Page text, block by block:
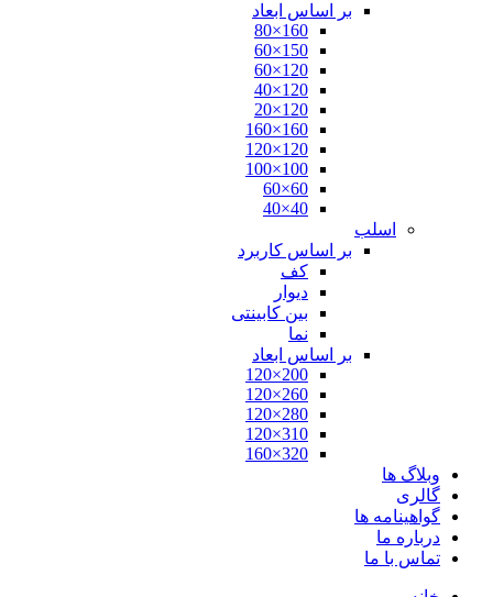
بر اساس ابعاد
160×80
150×60
120×60
120×40
120×20
160×160
120×120
100×100
60×60
40×40
اسلب
بر اساس کاربرد
کف
دیوار
بین کابینتی
نما
بر اساس ابعاد
200×120
260×120
280×120
310×120
320×160
وبلاگ ها
گالری
گواهینامه ها
درباره ما
تماس با ما